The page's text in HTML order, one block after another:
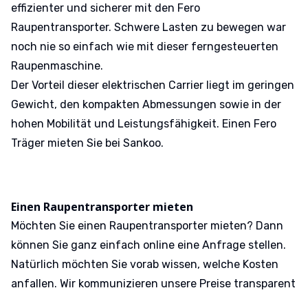
effizienter und sicherer mit den Fero
Raupentransporter. Schwere Lasten zu bewegen war
noch nie so einfach wie mit dieser ferngesteuerten
Raupenmaschine.
Der Vorteil dieser elektrischen Carrier liegt im geringen
Gewicht, den kompakten Abmessungen sowie in der
hohen Mobilität und Leistungsfähigkeit. Einen Fero
Träger mieten Sie bei Sankoo.
Einen Raupentransporter mieten
Möchten Sie einen Raupentransporter mieten? Dann
können Sie ganz einfach online eine Anfrage stellen.
Natürlich möchten Sie vorab wissen, welche Kosten
anfallen. Wir kommunizieren unsere Preise transparent